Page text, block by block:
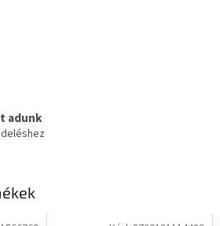
adunk